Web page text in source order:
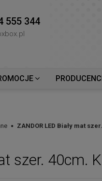
555 344
ZANDOR LED Biały mat
szer. 40cm.